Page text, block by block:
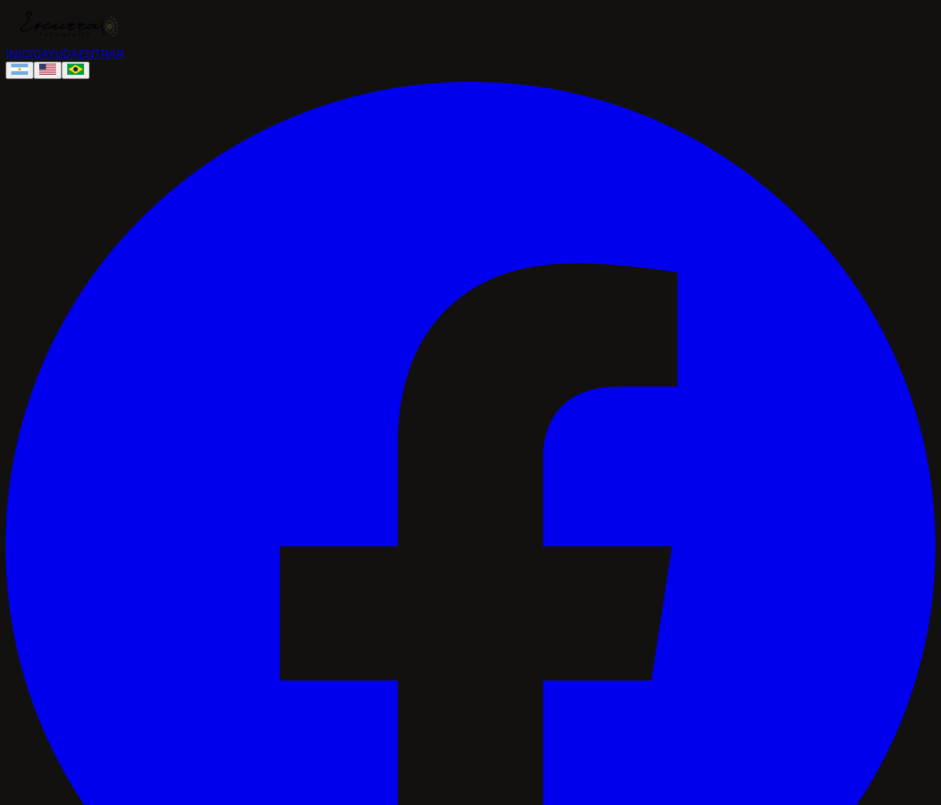
INICIOAYUDAENTRAR